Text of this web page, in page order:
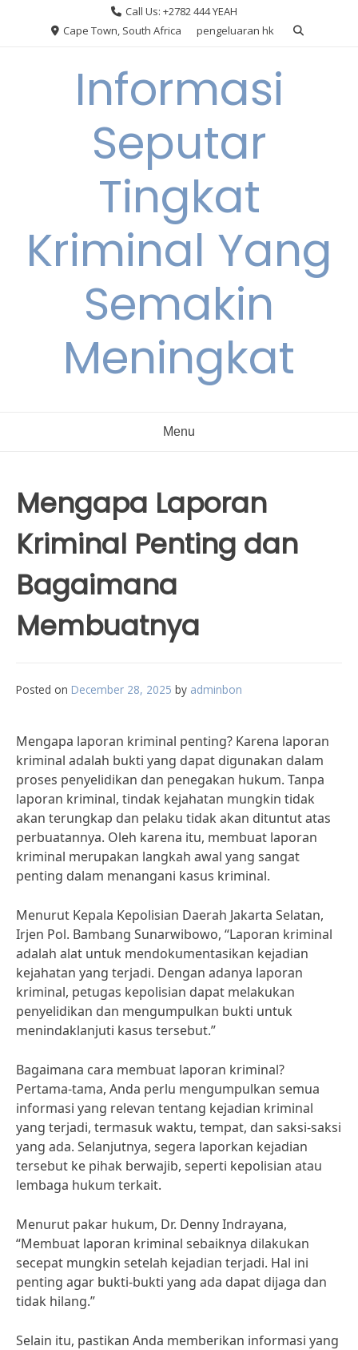
Call Us: +2782 444 YEAH
Cape Town, South Africa
pengeluaran hk
Informasi
Seputar
Tingkat
Kriminal Yang
Semakin
Meningkat
Menu
Mengapa Laporan
Kriminal Penting dan
Bagaimana
Membuatnya
Posted on December 28, 2025 by adminbon
Mengapa laporan kriminal penting? Karena laporan
kriminal adalah bukti yang dapat digunakan dalam
proses penyelidikan dan penegakan hukum. Tanpa
laporan kriminal, tindak kejahatan mungkin tidak
akan terungkap dan pelaku tidak akan dituntut atas
perbuatannya. Oleh karena itu, membuat laporan
kriminal merupakan langkah awal yang sangat
penting dalam menangani kasus kriminal.
Menurut Kepala Kepolisian Daerah Jakarta Selatan,
Irjen Pol. Bambang Sunarwibowo, “Laporan kriminal
adalah alat untuk mendokumentasikan kejadian
kejahatan yang terjadi. Dengan adanya laporan
kriminal, petugas kepolisian dapat melakukan
penyelidikan dan mengumpulkan bukti untuk
menindaklanjuti kasus tersebut.”
Bagaimana cara membuat laporan kriminal?
Pertama-tama, Anda perlu mengumpulkan semua
informasi yang relevan tentang kejadian kriminal
yang terjadi, termasuk waktu, tempat, dan saksi-saksi
yang ada. Selanjutnya, segera laporkan kejadian
tersebut ke pihak berwajib, seperti kepolisian atau
lembaga hukum terkait.
Menurut pakar hukum, Dr. Denny Indrayana,
“Membuat laporan kriminal sebaiknya dilakukan
secepat mungkin setelah kejadian terjadi. Hal ini
penting agar bukti-bukti yang ada dapat dijaga dan
tidak hilang.”
Selain itu, pastikan Anda memberikan informasi yang